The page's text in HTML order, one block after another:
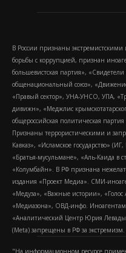
В России признаны
борьбы с коррупцией, признан
большевистская партия»,
общенациональный союз»,
«Правый сектор», УНА-УНСО, УПА,
дивижн», «Меджлис
общероссийская политическая
Признаны террористическими и
Кавказ», «Исламское государство»
«Братья-мусульмане», «Аль-Каида в
«Колумбайн». В РФ признана
издания «Проект Медиа». СМИ-
«Медуза», «Важные истории»,
«Медиазона», ОВД-инфо.
«Аналитический Центр Юрия
(Metа) запрещены в РФ за экстремизм.